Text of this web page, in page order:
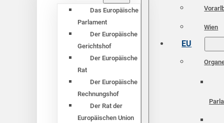
Das Europäische
Parlament
Der Europäische
Gerichtshof
Der Europäische
Rat
Der Europäische
Rechnungshof
Der Rat der
Europäischen Union
Wien
EU